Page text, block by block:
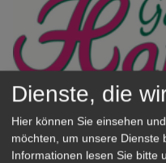
Gärtnerei Hanns
Mitarbeiter (m/w/d) für
Logistikhalle
Dienste, die
Hier können Sie einsehen
möchten, um unsere Dienste
Informationen lesen Sie bitte